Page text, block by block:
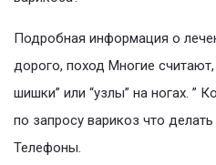
Подробная информация о
дорого, поход Многие
шишки” или “узлы” на ногах. ”
по запросу варикоз что
Телефоны.